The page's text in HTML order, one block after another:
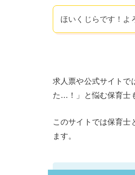
ほいくじらです！よ
求人票や公式サイトで
た…！」と悩む保育士
このサイトでは保育士
ます。